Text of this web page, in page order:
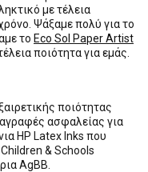
με τέλεια
Ψάξαμε πολύ για το
το Eco Sol Paper Artist
ποιότητα για εμάς.
ποιότητας
ασφαλείας για
HP Latex Inks που
& Schools
AgBB.